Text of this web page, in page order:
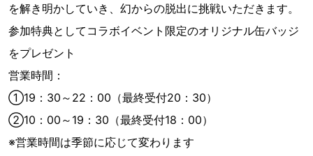
を解き明かしていき、幻からの脱出に挑戦いただきます。
参加特典としてコラボイベント限定のオリジナル缶バッジ
をプレゼント
営業時間：
①19：30～22：00（最終受付20：30）
②10：00～19：30（最終受付18：00）
※営業時間は季節に応じて変わります